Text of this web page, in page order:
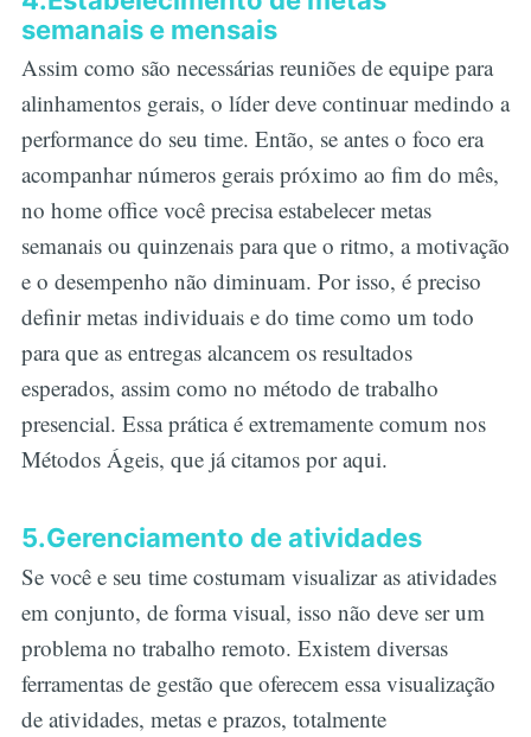
semanais e mensais
Assim como são necessárias reuniões de equipe para
alinhamentos gerais, o líder deve continuar medindo a
performance do seu time. Então, se antes o foco era
acompanhar números gerais próximo ao fim do mês,
no home office você precisa estabelecer metas
semanais ou quinzenais para que o ritmo, a motivação
e o desempenho não diminuam. Por isso, é preciso
definir metas individuais e do time como um todo
para que as entregas alcancem os resultados
esperados, assim como no método de trabalho
presencial. Essa prática é extremamente comum nos
Métodos Ágeis, que já citamos por aqui.
5.Gerenciamento de atividades
Se você e seu time costumam visualizar as atividades
em conjunto, de forma visual, isso não deve ser um
problema no trabalho remoto. Existem diversas
ferramentas de gestão que oferecem essa visualização
de atividades, metas e prazos, totalmente